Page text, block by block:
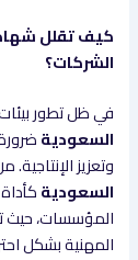
الشركات؟
في ظل تطور
السعودية
وتعزيز
السعودية
المؤسسات، حيث
المهنية بشكل